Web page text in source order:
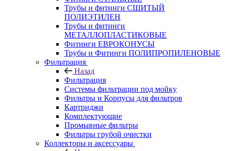
Трубы и фитинги СШИТЫЙ
ПОЛИЭТИЛЕН
Трубы и фитинги
МЕТАЛЛОПЛАСТИКОВЫЕ
Фитинги ЕВРОКОНУСЫ
Трубы и Фитинги ПОЛИПРОПИЛЕНОВЫЕ
Фильтрация
Назад
Фильтрация
Системы фильтрации под мойку
Фильтры и Корпусы для фильтров
Картриджи
Комплектующие
Промывные фильтры
Фильтры грубой очистки
Коллекторы и аксессуары